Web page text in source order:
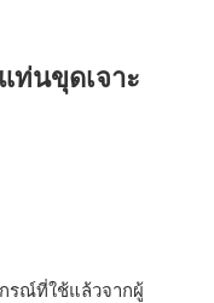
ท่นขุดเจาะ
รณ์ที่ใช้แล้วจากผู้